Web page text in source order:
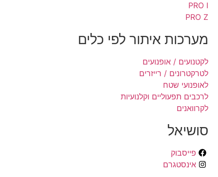
PRO I
PRO Z
מערכות איתור לפי כלים
לקטנועים / אופנועים
לטרקטרונים / רייזרים
לאופנועי שטח
לרכבים תפעוליים וקלנועיות
לקרוואנים
סושיאל
פייסבוק
אינסטגרם